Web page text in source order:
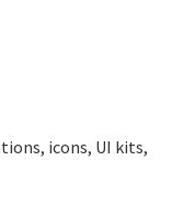
icons, UI kits,